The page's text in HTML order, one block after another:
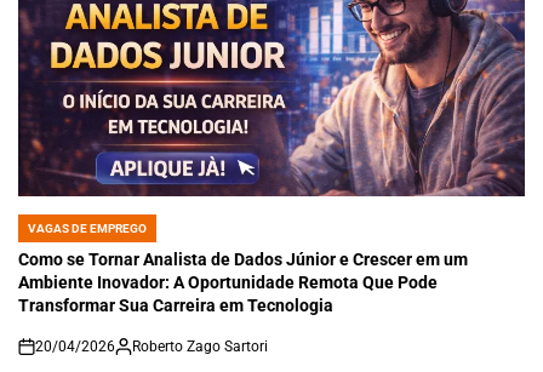
POSTED
IN
VAGAS DE EMPREGO
Como se Tornar Analista de Dados Júnior e Crescer em um
Ambiente Inovador: A Oportunidade Remota Que Pode
Transformar Sua Carreira em Tecnologia
on
20/04/2026 Roberto Zago Sartori